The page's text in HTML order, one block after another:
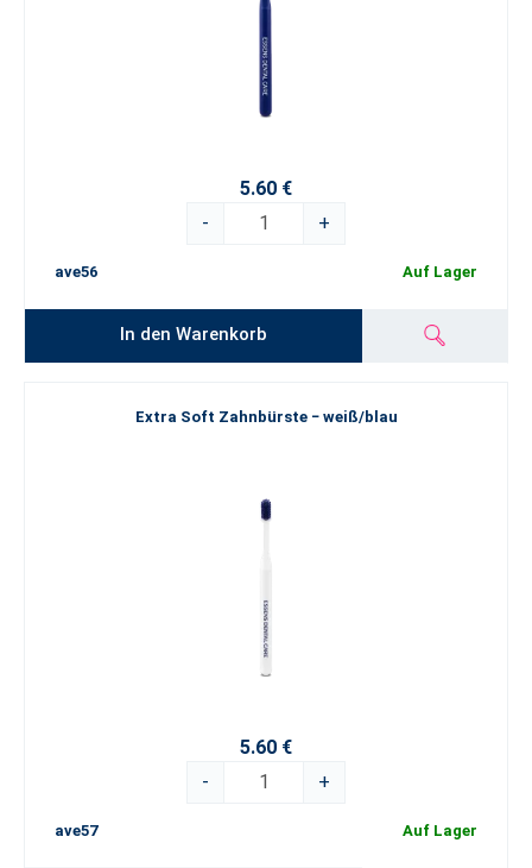
5.60 €
-
+
ave56 Auf Lager
In den Warenkorb
Extra Soft Zahnbürste − weiß/blau
5.60 €
-
+
ave57 Auf Lager